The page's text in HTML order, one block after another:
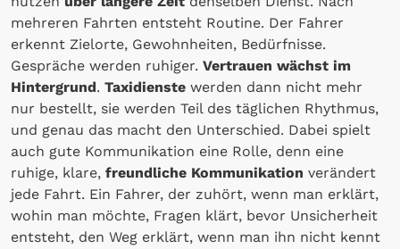
mehreren Fahrten entsteht Routine. Der Fahrer
erkennt Zielorte, Gewohnheiten, Bedürfnisse.
Gespräche werden ruhiger. Vertrauen wächst im
Hintergrund. Taxidienste werden dann nicht mehr
nur bestellt, sie werden Teil des täglichen Rhythmus,
und genau das macht den Unterschied. Dabei spielt
auch gute Kommunikation eine Rolle, denn eine
ruhige, klare, freundliche Kommunikation verändert
jede Fahrt. Ein Fahrer, der zuhört, wenn man erklärt,
wohin man möchte, Fragen klärt, bevor Unsicherheit
entsteht, den Weg erklärt, wenn man ihn nicht kennt